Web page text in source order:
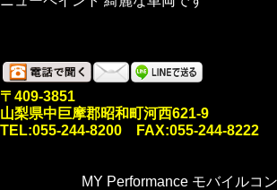
〒409-3851
山梨県中巨摩郡昭和町河西621-9
TEL:055-244-8200 FAX:055-244-8222
MY Performance モバイルコ